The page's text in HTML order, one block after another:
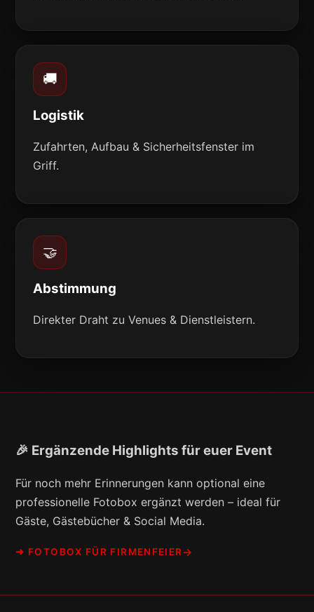
🚚
Logistik
Zufahrten, Aufbau & Sicherheitsfenster im
Griff.
🤝
Abstimmung
Direkter Draht zu Venues & Dienstleistern.
🎉 Ergänzende Highlights für euer Event
Für noch mehr Erinnerungen kann optional eine
professionelle Fotobox ergänzt werden – ideal für
Gäste, Gästebücher & Social Media.
➜ FOTOBOX FÜR FIRMENFEIER